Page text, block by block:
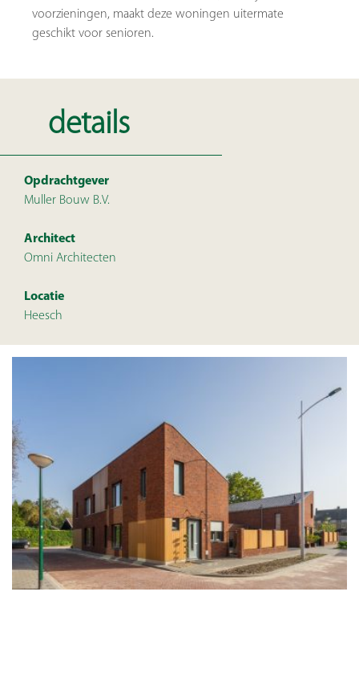
details
Opdrachtgever
Muller Bouw B.V.
Architect
Omni Architecten
Locatie
Heesch
voorzieningen, maakt deze woningen uitermate
geschikt voor senioren.